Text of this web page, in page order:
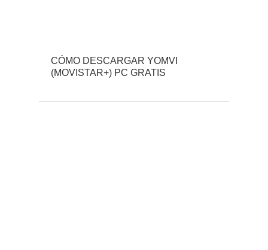
CÓMO DESCARGAR YOMVI
(MOVISTAR+) PC GRATIS